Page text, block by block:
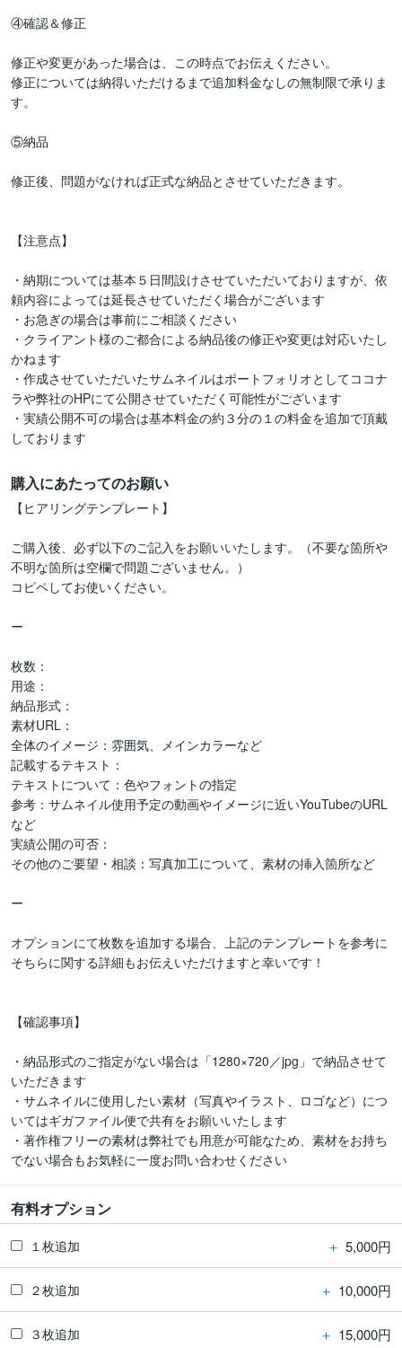
④確認＆修正
修正や変更があった場合は、この時点でお伝えください。
修正については納得いただけるまで追加料金なしの無制限で承りま
す。
⑤納品
修正後、問題がなければ正式な納品とさせていただきます。
【注意点】
・納期については基本５日間設けさせていただいておりますが、依
頼内容によっては延長させていただく場合がございます
・お急ぎの場合は事前にご相談ください
・クライアント様のご都合による納品後の修正や変更は対応いたし
かねます
・作成させていただいたサムネイルはポートフォリオとしてココナ
ラや弊社のHPにて公開させていただく可能性がございます
・実績公開不可の場合は基本料金の約３分の１の料金を追加で頂戴
しております
購入にあたってのお願い
【ヒアリングテンプレート】
ご購入後、必ず以下のご記入をお願いいたします。（不要な箇所や
不明な箇所は空欄で問題ございません。）
コピペしてお使いください。
ー
枚数：
用途：
納品形式：
素材URL：
全体のイメージ：雰囲気、メインカラーなど
記載するテキスト：
テキストについて：色やフォントの指定
参考：サムネイル使用予定の動画やイメージに近いYouTubeのURL
など
実績公開の可否：
その他のご要望・相談：写真加工について、素材の挿入箇所など
ー
オプションにて枚数を追加する場合、上記のテンプレートを参考に
そちらに関する詳細もお伝えいただけますと幸いです！
【確認事項】
・納品形式のご指定がない場合は「1280×720／jpg」で納品させて
いただきます
・サムネイルに使用したい素材（写真やイラスト、ロゴなど）につ
いてはギガファイル便で共有をお願いいたします
・著作権フリーの素材は弊社でも用意が可能なため、素材をお持ち
でない場合もお気軽に一度お問い合わせください
有料オプション
１枚追加 ＋ 5,000円
２枚追加 ＋ 10,000円
３枚追加 ＋ 15,000円